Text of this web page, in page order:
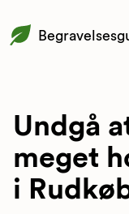
Undgå
meget
i